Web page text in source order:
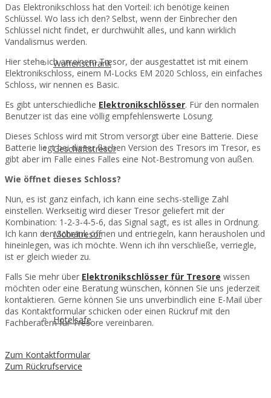
Waffenschrank
Geschäftstresor
Möbeltresor
Hotelsafe
Das Elektronikschloss hat den Vorteil: ich benötige keinen
Schlüssel. Wo lass ich den? Selbst, wenn der Einbrecher den
Schlüssel nicht findet, er durchwühlt alles, und kann wirklich
Vandalismus werden.
Hier stehe ich an einem Tresor, der ausgestattet ist mit einem
Elektronikschloss, einem M-Locks EM 2020 Schloss, ein einfaches
Schloss, wir nennen es Basic.
Es gibt unterschiedliche Elektronikschlösser. Für den normalen
Benutzer ist das eine völlig empfehlenswerte Lösung.
Dieses Schloss wird mit Strom versorgt über eine Batterie. Diese
Batterie liegt bei dieser flachen Version des Tresors im Tresor, es
gibt aber im Falle eines Falles eine Not-Bestromung von außen.
Wie öffnet dieses Schloss?
Nun, es ist ganz einfach, ich kann eine sechs-stellige Zahl
einstellen. Werkseitig wird dieser Tresor geliefert mit der
Kombination: 1-2-3-4-5-6, das Signal sagt, es ist alles in Ordnung.
Ich kann den Schrank öffnen und entriegeln, kann herausholen und
hineinlegen, was ich möchte. Wenn ich ihn verschließe, verriegle,
ist er gleich wieder zu.
Falls Sie mehr über Elektronikschlösser für Tresore wissen
möchten oder eine Beratung wünschen, können Sie uns jederzeit
kontaktieren. Gerne können Sie uns unverbindlich eine E-Mail über
das Kontaktformular schicken oder einen Rückruf mit den
Fachberatern für Tresore vereinbaren.
Zum Kontaktformular
Zum Rückrufservice